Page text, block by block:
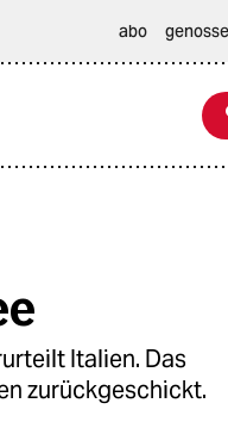
abo
Italien. Das
zurückgeschickt.